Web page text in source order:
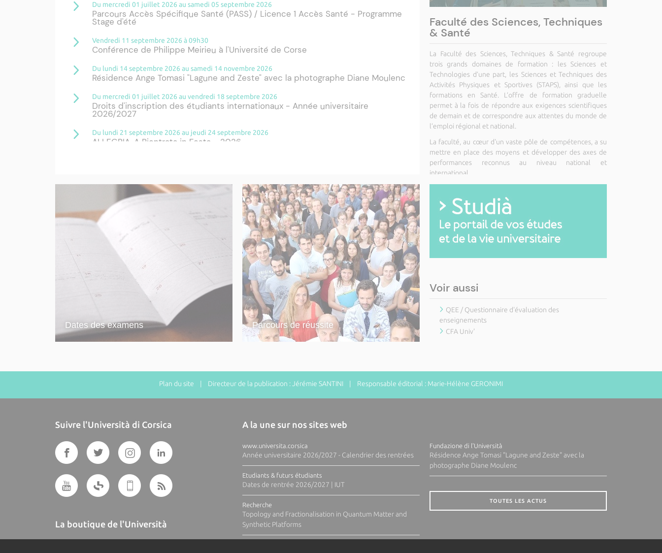
Du mercredi 01 juillet 2026 au samedi 05 septembre 2026
Parcours Accès Spécifique Santé (PASS) / Licence 1 Accès Santé - Programme
Stage d'été
Vendredi 11 septembre 2026 à 09h30
Conférence de Philippe Meirieu à l'Université de Corse
Du lundi 14 septembre 2026 au samedi 14 novembre 2026
Résidence Ange Tomasi "Lagune and Zeste" avec la photographe Diane Moulenc
Du mercredi 01 juillet 2026 au vendredi 18 septembre 2026
Droits d'inscription des étudiants internationaux - Année universitaire
2026/2027
Du lundi 21 septembre 2026 au jeudi 24 septembre 2026
ALLEGRIA, A Rientrata in Festa - 2026
Jeudi 24 septembre 2026 à 09h00
Rentrée du Diplôme de Spécialisation Professionnelle « Assistance à la
conception numérique et à la réalisation d'objets 3D » – 24 septembre 2026
Du jeudi 24 septembre 2026 à 11h00 au samedi 31 octobre 2026
Bourse Ange Tomasi: Exposition de restitution du travail photographique de
Roisin Lambert
Mardi 20 octobre 2026 de 18h00 à 21h00
Cérémonie des majors - apprentis
Du lundi 20 juillet 2026 au samedi 31 octobre 2026
Etudiants, déclarez votre situation sur RIESCITA
Faculté des Sciences, Techniques
& Santé
La Faculté des Sciences, Techniques & Santé regroupe
trois grands domaines de formation : les Sciences et
Technologies d’une part, les Sciences et Techniques des
Activités Physiques et Sportives (STAPS), ainsi que les
formations en Santé. L’offre de formation graduelle
permet à la fois de répondre aux exigences scientifiques
de demain et de correspondre aux attentes du monde de
l’emploi régional et national.
La faculté, au cœur d'un vaste pôle de compétences, a su
mettre en place des moyens et développer des axes de
performances reconnus au niveau national et
international.
Dates des examens Parcours de réussite
Voir aussi
QEE / Questionnaire d'évaluation des
enseignements
CFA Univ'
Plan du site | Directeur de la publication : Jérémie SANTINI | Responsable éditorial : Marie-Hélène GERONIMI
Suivre l'Università di Corsica
La boutique de l'Università
A la une sur nos sites web
www.universita.corsica
Année universitaire 2026/2027 - Calendrier des rentrées
Etudiants & futurs étudiants
Dates de rentrée 2026/2027 | IUT
Recherche
Topology and Fractionalisation in Quantum Matter and
Synthetic Platforms
Fundazione di l'Università
Résidence Ange Tomasi "Lagune and Zeste" avec la
photographe Diane Moulenc
TOUTES LES ACTUS